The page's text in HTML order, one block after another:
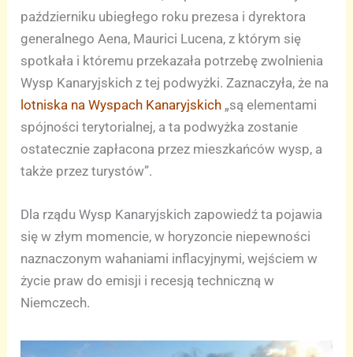
październiku ubiegłego roku prezesa i dyrektora
generalnego Aena, Maurici Lucena, z którym się
spotkała i któremu przekazała potrzebę zwolnienia
Wysp Kanaryjskich z tej podwyżki. Zaznaczyła, że na
lotniska na Wyspach Kanaryjskich „są elementami
spójności terytorialnej, a ta podwyżka zostanie
ostatecznie zapłacona przez mieszkańców wysp, a
także przez turystów”.
Dla rządu Wysp Kanaryjskich zapowiedź ta pojawia
się w złym momencie, w horyzoncie niepewności
naznaczonym wahaniami inflacyjnymi, wejściem w
życie praw do emisji i recesją techniczną w
Niemczech.